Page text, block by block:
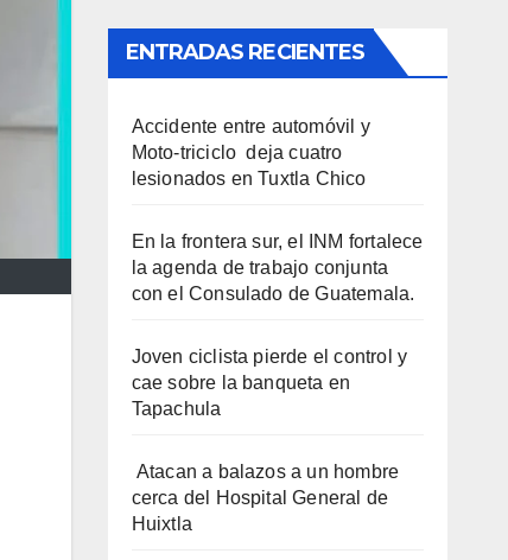
ENTRADAS RECIENTES
Accidente entre automóvil y
Moto-triciclo deja cuatro
lesionados en Tuxtla Chico
En la frontera sur, el INM fortalece
la agenda de trabajo conjunta
con el Consulado de Guatemala.
Joven ciclista pierde el control y
cae sobre la banqueta en
Tapachula
Atacan a balazos a un hombre
cerca del Hospital General de
Huixtla